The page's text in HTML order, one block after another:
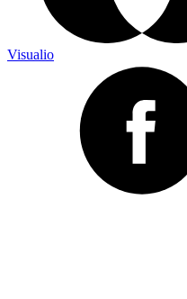
Visualio